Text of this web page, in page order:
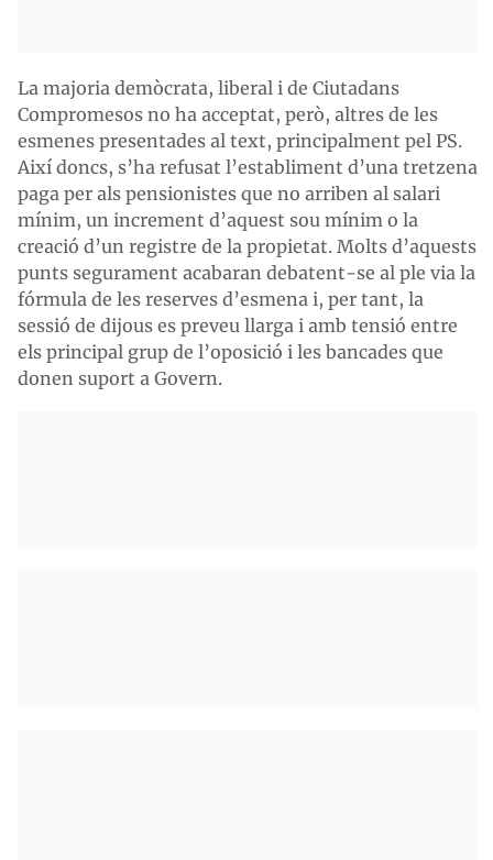
La majoria demòcrata, liberal i de Ciutadans
Compromesos no ha acceptat, però, altres de les
esmenes presentades al text, principalment pel PS.
Així doncs, s’ha refusat l’establiment d’una tretzena
paga per als pensionistes que no arriben al salari
mínim, un increment d’aquest sou mínim o la
creació d’un registre de la propietat. Molts d’aquests
punts segurament acabaran debatent-se al ple via la
fórmula de les reserves d’esmena i, per tant, la
sessió de dijous es preveu llarga i amb tensió entre
els principal grup de l’oposició i les bancades que
donen suport a Govern.